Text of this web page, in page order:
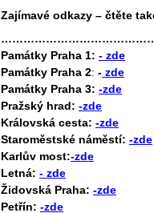
Zajímavé odkazy – čtěte
Památky Praha 1: - zde
Památky Praha 2: - zde
Památky Praha 3: -zde
Pražský hrad: -zde
Královská cesta: -zde
Staroměstské náměstí: -zde
Karlův most:-zde
Letná: - zde
Židovská Praha: -zde
Petřín: -zde